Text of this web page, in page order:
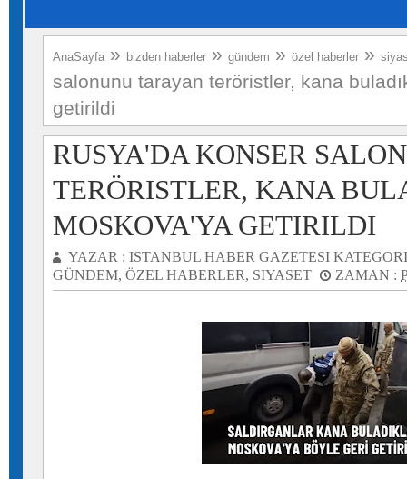
AnaSayfa » bizden haberler » gündem » özel haberler »
salonunu tarayan teröristler, kana
getirildi
RUSYA'DA KONSER
TERÖRISTLER, KANA
MOSKOVA'YA GETIRILDI
YAZAR : ISTANBUL HABER GAZETESI
GÜNDEM, ÖZEL HABERLER, SIYASET ZAMAN :